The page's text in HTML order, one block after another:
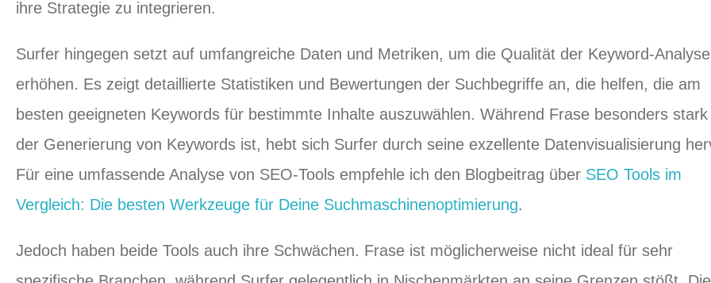
ihre Strategie zu integrieren.
Surfer hingegen setzt auf umfangreiche Daten und Metriken, um die Qualität der Keyword-
erhöhen. Es zeigt detaillierte Statistiken und Bewertungen der Suchbegriffe an, die helfen, die am
besten geeigneten Keywords für bestimmte Inhalte auszuwählen. Während Frase besonders stark
der Generierung von Keywords ist, hebt sich Surfer durch seine exzellente Datenvisualisierung
Für eine umfassende Analyse von SEO-Tools empfehle ich den Blogbeitrag über SEO Tools im
Vergleich: Die besten Werkzeuge für Deine Suchmaschinenoptimierung.
Jedoch haben beide Tools auch ihre Schwächen. Frase ist möglicherweise nicht ideal für sehr